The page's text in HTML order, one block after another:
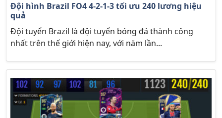
Đội hình Brazil FO4 4-2-1-3 tối ưu 240 lương hiệu
quả
Đội tuyển Brazil là đội tuyển bóng đá thành công
nhất trên thế giới hiện nay, với năm lần...